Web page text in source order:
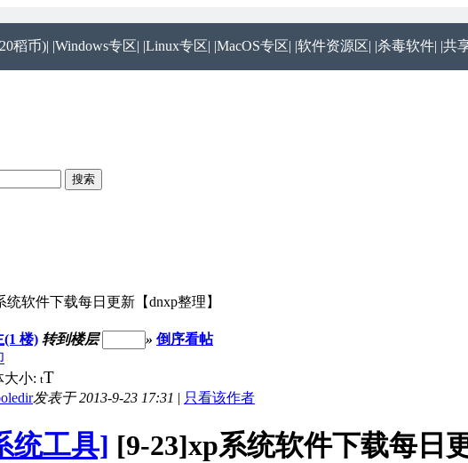
稻币)| |Windows专区| |Linux专区| |MacOS专区| |软件资源区| |杀毒软件| |共
统软件下载每日更新【dnxp整理】
(1 楼) 转到楼层 » 倒序看帖
大小: tT
发表于 2013-9-23 17:31 | 只看该作者
统工具] [9-23]xp系统软件下载每日